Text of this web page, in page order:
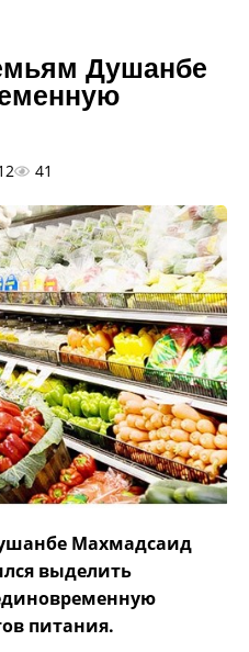
Душанбе
41
Махмадсаид
выделить
питания.